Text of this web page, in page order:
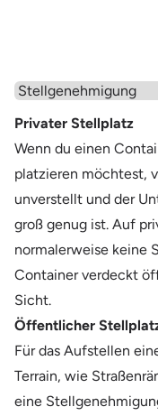
Wähle einen
Privater Stellplatz
Wenn du einen
platzieren möchtest,
unverstellt und der
groß genug ist. Auf
normalerweise keine
Container verdeckt
Sicht.
Öffentlicher
Für das Aufstellen
Terrain, wie
eine